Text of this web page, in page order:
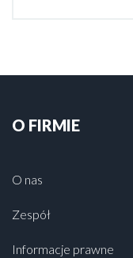
O FIRMIE
O nas
Zespół
Informacje prawne